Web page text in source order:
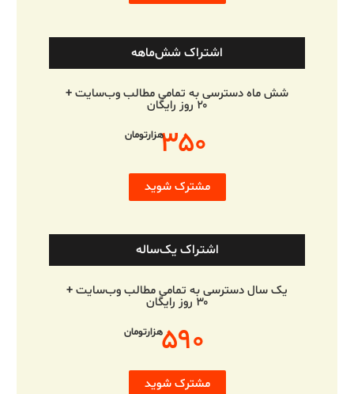
اشتراک شش‌ماهه
شش ماه دسترسی به تمامی مطالب وب‌سایت +
۲۰ روز رایگان
۳۵۰هزارتومان
مشترک شوید
اشتراک یک‌ساله
یک سال دسترسی به تمامی مطالب وب‌سایت +
۳۰ روز رایگان
۵۹۰هزارتومان
مشترک شوید